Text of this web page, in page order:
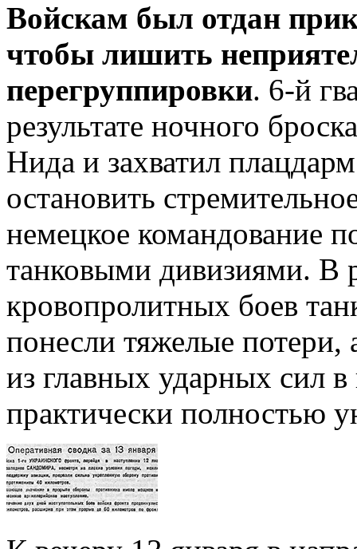
Войскам был отдан
чтобы лишить
перегруппировки. 6-й
результате ночного
Нида и захватил
остановить
немецкое командование
танковыми дивизиями. В
кровопролитных боев
понесли тяжелые потери,
из главных ударных сил
практически полностью